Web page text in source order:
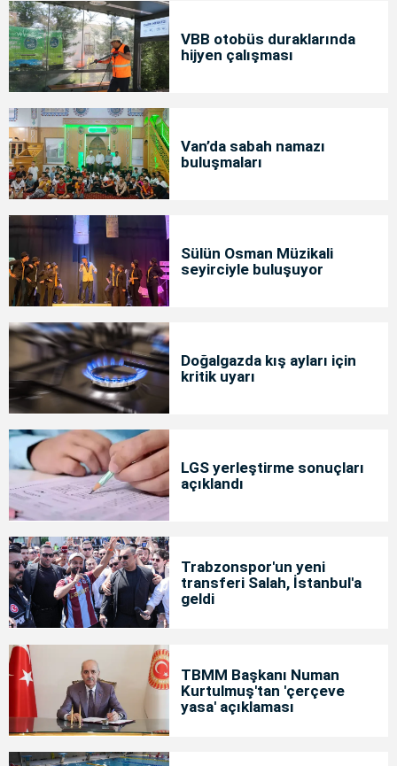
VBB otobüs duraklarında
hijyen çalışması
Van’da sabah namazı
buluşmaları
Sülün Osman Müzikali
seyirciyle buluşuyor
Doğalgazda kış ayları için
kritik uyarı
LGS yerleştirme sonuçları
açıklandı
Trabzonspor'un yeni
transferi Salah, İstanbul'a
geldi
TBMM Başkanı Numan
Kurtulmuş'tan 'çerçeve
yasa' açıklaması